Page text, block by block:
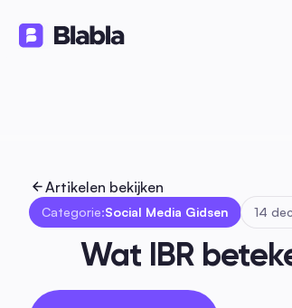
Artikelen bekijken
Categorie:Social Media Gidsen 14
Wat IBR